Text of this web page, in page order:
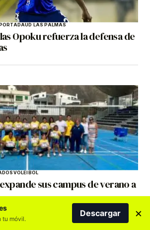
UD LAS PALMAS
Opoku refuerza la defensa de
VOLEIBOL
sus campus de verano a
tu móvil.
Descargar ×